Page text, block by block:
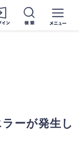
ーが発生し